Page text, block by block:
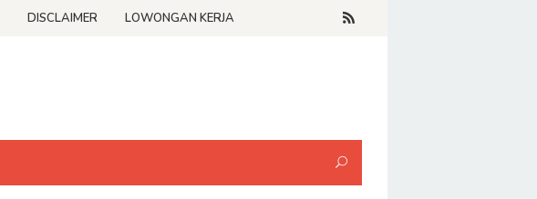
DISCLAIMER LOWONGAN KERJA